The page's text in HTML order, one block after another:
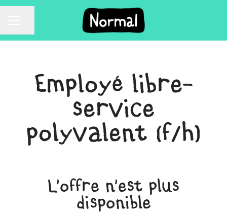
Employé libre-
service
polyvalent (f/h)
L'offre n'est plus
disponible